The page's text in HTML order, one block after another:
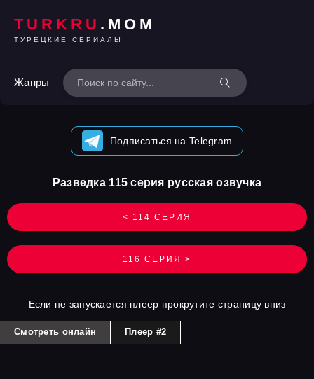
TURKRU .MOM
ТУРЕЦКИЕ СЕРИАЛЫ
Жанры
Подписаться на Telegram
< 114 СЕРИЯ
Разведка 115 серия русская озвучка
116 СЕРИЯ >
Если не запускается плеер прокрутите страницу вниз
Смотреть онлайн Плеер #2